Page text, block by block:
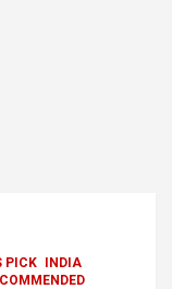
PICK
INDIA